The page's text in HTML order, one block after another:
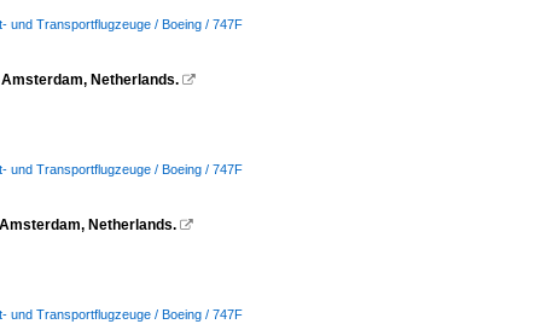
und Transportflugzeuge / Boeing / 747F
Netherlands. 
und Transportflugzeuge / Boeing / 747F
Netherlands. 
und Transportflugzeuge / Boeing / 747F